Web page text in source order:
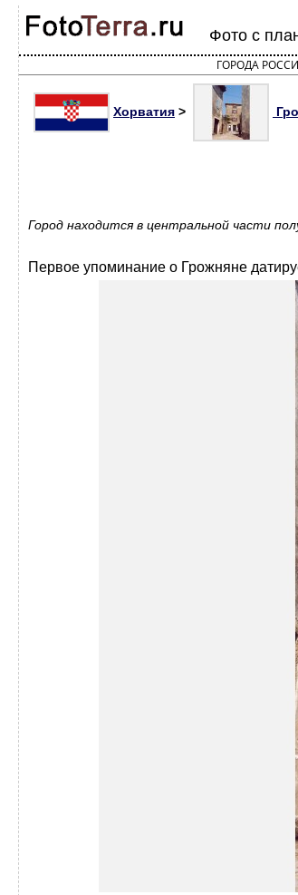
Фото с
ГОРОДА
Хорватия >
Город находится в центральной части
Первое упоминание о Грожняне